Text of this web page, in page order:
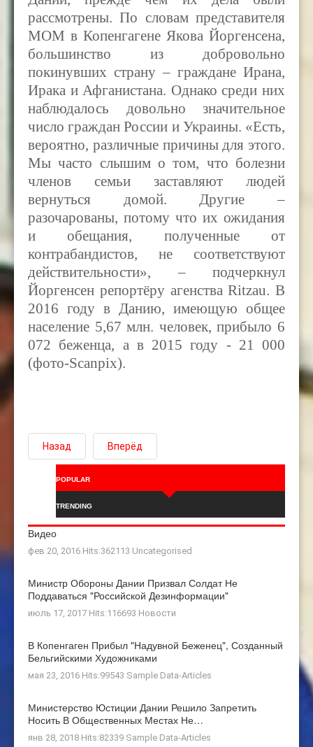
рассмотрены. По словам представителя
MOM в Копенгагене Якова Йоргенсена,
большинство из добровольно
покинувших страну – граждане Ирана,
Ирака и Афганистана. Однако среди них
наблюдалось довольно значительное
число граждан России и Украины. «Есть,
вероятно, различные причины для этого.
Мы часто слышим о том, что болезни
членов семьи заставляют людей
вернуться домой. Другие –
разочарованы, потому что их ожидания
и обещания, полученные от
контрабандистов, не соответствуют
действительности», – подчеркнул
Йоргенсен репортёру агенстваRitzau. В
2016 году в Данию, имеющую общее
население 5,67 млн. человек, прибыло 6
072 беженца, а в 2015 году - 21 000
(фото-Scanpix).
Назад Вперёд
POPULAR
TRENDING
Видео
фев 20, 2016 Hits:362113 Uncategorised
Министр Обороны Дании Призвал Солдат Не
Поддаваться "российской Дезинформации"
июль 17, 2017 Hits:116693 Новости
В Копенгаген Прибыл "Надувной Беженец", Созданный
Бельгийскими Художниками
мая 23, 2016 Hits:99543 Sample Data-Articles
Министерство Юстиции Дании Решило Запретить
Носить В Общественных Местах Не…
янв 28, 2018 Hits:82339 Sample Data-Articles